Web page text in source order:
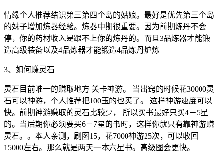
情缘个人推荐结识第三第四个岛的姑娘。最好是优先第三个岛
的妹子增加炼器经验。炼器中期很重要。因为前期炼丹不会
停，你的药材收入是跟不上你的炼丹的。而且3品炼器才能锻
造高级装备以及4品炼器才能锻造4品炼丹炉炼
3、如何赚灵石
灵石目前唯一的赚取地方 关卡神游。 当出窍的时候花30000灵
石可以神游，个人推荐把100玉的也买了。 这样神游速度可以
快。前期神游赚取的灵石比较少， 所以买书最好只买4－5星
的。当后期你必须要买6－7星的书时，这样你就只有靠神游赚
灵石。。本人亲测，刷图15，花7000神游25次，可以收回
15000左右。那么就是两天一本六星书。高级图会更快。